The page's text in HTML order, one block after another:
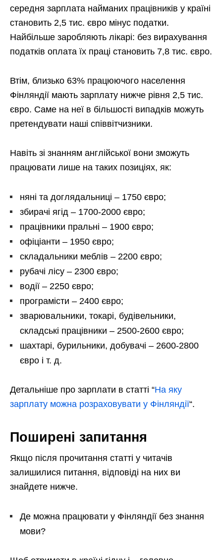
середня зарплата найманих працівників у країні
становить 2,5 тис. євро мінус податки.
Найбільше заробляють лікарі: без вирахування
податків оплата їх праці становить 7,8 тис. євро.
Втім, близько 63% працюючого населення
Фінляндії мають зарплату нижче рівня 2,5 тис.
євро. Саме на неї в більшості випадків можуть
претендувати наші співвітчизники.
Навіть зі знанням англійської вони зможуть
працювати лише на таких позиціях, як:
няні та доглядальниці – 1750 євро;
збирачі ягід – 1700-2000 євро;
працівники пральні – 1900 євро;
офіціанти – 1950 євро;
складальники меблів – 2200 євро;
рубачі лісу – 2300 євро;
водії – 2250 євро;
програмісти – 2400 євро;
зварювальники, токарі, будівельники,
складські працівники – 2500-2600 євро;
шахтарі, бурильники, добувачі – 2600-2800
євро і т. д.
Детальніше про зарплати в статті “На яку
зарплату можна розраховувати у Фінляндії“.
Поширені запитання
Якщо після прочитання статті у читачів
залишилися питання, відповіді на них ви
знайдете нижче.
Де можна працювати у Фінляндії без знання
мови?